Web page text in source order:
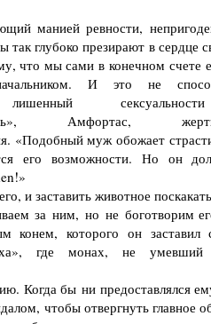
манией ревности,
так глубоко презирают в
что мы сами в конечном счете
И это не
Амфортас,
муж обожает
его возможности. Но он
и заставить животное
за ним, но не боготворим
которого он заставил
где монах, не умевший
Когда бы ни предоставлялся
чтобы отвергнуть главное